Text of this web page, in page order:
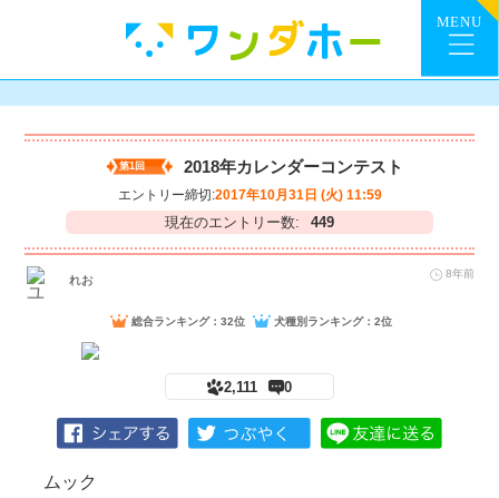
第1回 2018年カレンダーコンテスト
エントリー締切:2017年10月31日 (火) 11:59
現在のエントリー数: 449
れお 8年前
総合ランキング：32位 犬種別ランキング：2位
2,111 0
ムック